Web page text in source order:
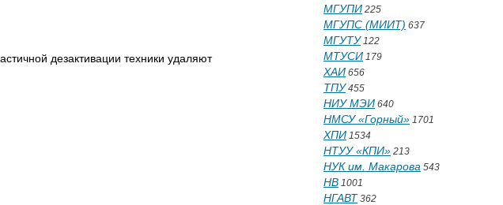
дезактивации техники удаляют
МГУПИ 225
МГУПС (МИИТ) 637
МГУТУ122
МТУСИ 179
ХАИ 656
ТПУ455
НИУ МЭИ 640
НМСУ «Горный» 1701
ХПИ 1534
НТУУ «КПИ» 213
НУК им. Макарова 543
НВ 1001
НГАВТ 362